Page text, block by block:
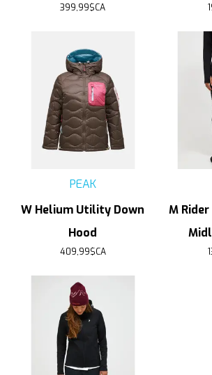
399,99$CA
PEAK
W Helium Utility Down
Hood
409,99$CA
M